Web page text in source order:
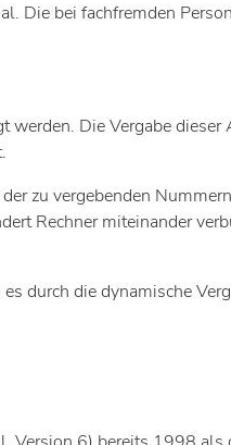
Die bei fachfremden
Die Vergabe
zu vergebenden
Rechner miteinander
durch die dynamische